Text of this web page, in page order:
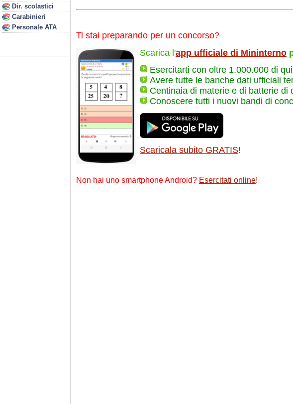
Dir. scolastici
Carabinieri
Personale ATA
Ti stai preparando per un concorso?
Scarica l'app ufficiale di Mininterno
Esercitarti con oltre 1.000.000 di
Avere tutte le banche dati ufficiali
Centinaia di materie e di batterie di
Conoscere tutti i nuovi bandi di
Scaricala subito GRATIS!
Non hai uno smartphone Android? Esercitati online!